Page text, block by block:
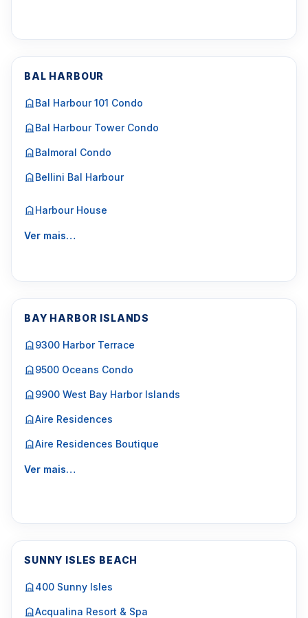
BAL HARBOUR
Bal Harbour 101 Condo
Bal Harbour Tower Condo
Balmoral Condo
Bellini Bal Harbour
Harbour House
Ver mais…
BAY HARBOR ISLANDS
9300 Harbor Terrace
9500 Oceans Condo
9900 West Bay Harbor Islands
Aire Residences
Aire Residences Boutique
Ver mais…
SUNNY ISLES BEACH
400 Sunny Isles
Acqualina Resort & Spa